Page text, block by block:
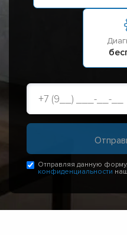
Отправляя данную
конфиденциальности